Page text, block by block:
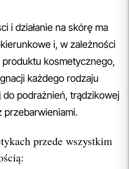
i działanie na skórę ma
i, w zależności
produktu kosmetycznego,
każdego rodzaju
do podrażnień, trądzikowej
przebarwieniami.
przede wszystkim